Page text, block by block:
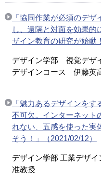
「協同作業が必須のデザ
し、遠隔と対面を効果的
ザイン教育の研究が始動
デザイン学部 視覚デザ
デザインコース 伊藤英
「魅力あるデザインを
不可欠。インターネット
れない、五感を使った実
そう！」（2021/02/12）
デザイン学部 工業デザ
准教授